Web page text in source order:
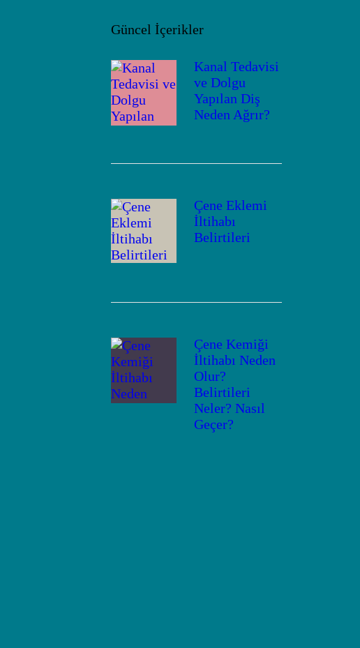
Güncel İçerikler
Kanal Tedavisi
ve Dolgu
Yapılan Diş
Neden Ağrır?
Çene Eklemi
İltihabı
Belirtileri
Çene Kemiği
İltihabı Neden
Olur?
Belirtileri
Neler? Nasıl
Geçer?